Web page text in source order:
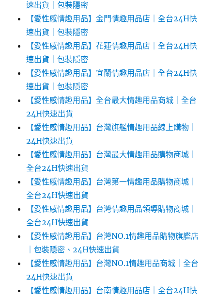
速出貨｜包裝隱密
【愛性感情趣用品】金門情趣用品店｜全台24H快
速出貨｜包裝隱密
【愛性感情趣用品】花蓮情趣用品店｜全台24H快
速出貨｜包裝隱密
【愛性感情趣用品】宜蘭情趣用品店｜全台24H快
速出貨｜包裝隱密
【愛性感情趣用品】全台最大情趣用品商城｜全台
24H快速出貨
【愛性感情趣用品】台灣旗艦情趣用品線上購物｜
24H快速出貨
【愛性感情趣用品】台灣最大情趣用品購物商城｜
全台24H快速出貨
【愛性感情趣用品】台灣第一情趣用品購物商城｜
全台24H快速出貨
【愛性感情趣用品】台灣情趣用品領導購物商城｜
全台24H快速出貨
【愛性感情趣用品】台灣NO.1情趣用品購物旗艦店
｜包裝隱密、24H快速出貨
【愛性感情趣用品】台灣NO.1情趣用品商城｜全台
24H快速出貨
【愛性感情趣用品】台南情趣用品店｜全台24H快